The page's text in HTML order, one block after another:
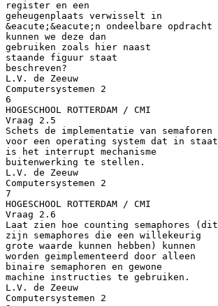
register en een
geheugenplaats verwisselt in
&eacute;&eacute;n ondeelbare opdracht
kunnen we deze dan
gebruiken zoals hier naast
staande figuur staat
beschreven?
L.V. de Zeeuw
Computersystemen 2
6
HOGESCHOOL ROTTERDAM / CMI
Vraag 2.5
Schets de implementatie van semaforen
voor een operating system dat in staat
is het interrupt mechanisme
buitenwerking te stellen.
L.V. de Zeeuw
Computersystemen 2
7
HOGESCHOOL ROTTERDAM / CMI
Vraag 2.6
Laat zien hoe counting semaphores (dit
zijn semaphores die een willekeurig
grote waarde kunnen hebben) kunnen
worden geimplementeerd door alleen
binaire semaphoren en gewone
machine instructies te gebruiken.
L.V. de Zeeuw
Computersystemen 2